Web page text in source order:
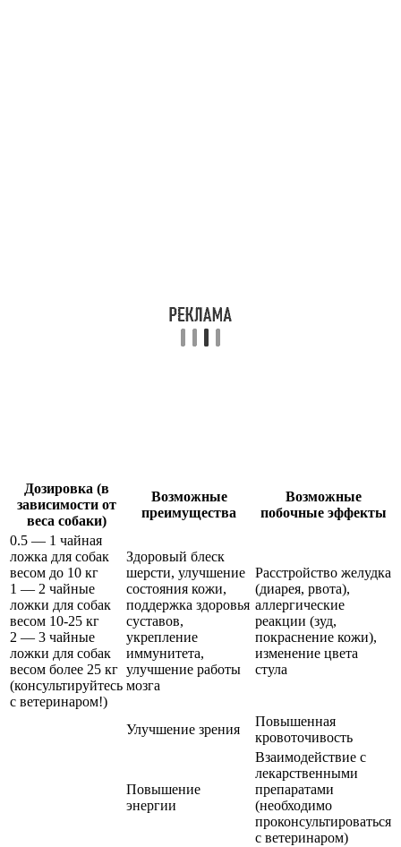
Дозировка (в
зависимости от
веса собаки)
Возможные
преимущества
Возможные
побочные эффекты
0.5 — 1 чайная
ложка для собак
весом до 10 кг
1 — 2 чайные
ложки для собак
весом 10-25 кг
2 — 3 чайные
ложки для собак
весом более 25 кг
(консультируйтесь
с ветеринаром!)
Здоровый блеск
шерсти, улучшение
состояния кожи,
поддержка здоровья
суставов,
укрепление
иммунитета,
улучшение работы
мозга
Расстройство желудка
(диарея, рвота),
аллергические
реакции (зуд,
покраснение кожи),
изменение цвета
стула
Улучшение зрения
Повышенная
кровоточивость
Повышение
энергии
Взаимодействие с
лекарственными
препаратами
(необходимо
проконсультироваться
с ветеринаром)